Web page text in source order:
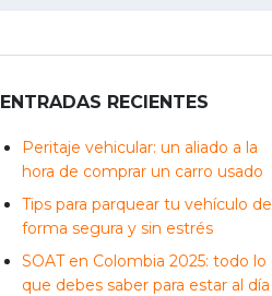
ENTRADAS RECIENTES
Peritaje vehicular: un aliado a la
hora de comprar un carro usado
Tips para parquear tu vehículo de
forma segura y sin estrés
SOAT en Colombia 2025: todo lo
que debes saber para estar al día